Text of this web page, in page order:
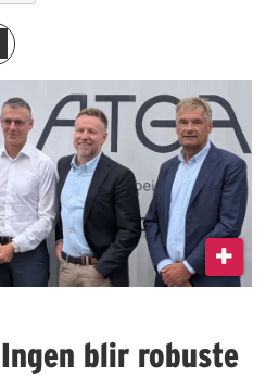
blir robuste